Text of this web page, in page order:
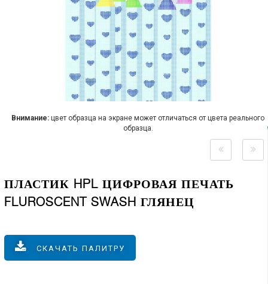
Внимание: цвет образца на экране может отличаться от цвета реального
образца.
ПЛАСТИК HPL ЦИФРОВАЯ ПЕЧАТЬ
FLUROSCENT SWASH ГЛЯНЕЦ
СКАЧАТЬ ПАЛИТРУ